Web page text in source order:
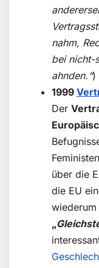
nahm,
bei nicht-
ahnden.“)
1999
Der
über die
die EU
„